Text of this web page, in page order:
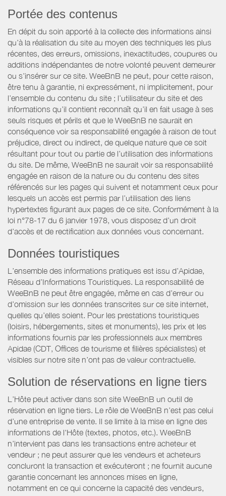
Portée des contenus
En dépit du soin apporté à la collecte des informations ainsi
qu’à la réalisation du site au moyen des techniques les plus
récentes, des erreurs, omissions, inexactitudes, coupures ou
additions indépendantes de notre volonté peuvent demeurer
ou s’insérer sur ce site. WeeBnB ne peut, pour cette raison,
être tenu à garantie, ni expressément, ni implicitement, pour
l’ensemble du contenu du site ; l’utilisateur du site et des
informations qu’il contient reconnaît qu’il en fait usage à ses
seuls risques et périls et que le WeeBnB ne saurait en
conséquence voir sa responsabilité engagée à raison de tout
préjudice, direct ou indirect, de quelque nature que ce soit
résultant pour tout ou partie de l’utilisation des informations
du site. De même, WeeBnB ne saurait voir sa responsabilité
engagée en raison de la nature ou du contenu des sites
référencés sur les pages qui suivent et notamment ceux pour
lesquels un accès est permis par l’utilisation des liens
hypertextes figurant aux pages de ce site. Conformément à la
loi n°78-17 du 6 janvier 1978, vous disposez d’un droit
d’accès et de rectification aux données vous concernant.
Données touristiques
L’ensemble des informations pratiques est issu d’Apidae,
Réseau d’Informations Touristiques. La responsabilité de
WeeBnB ne peut être engagée, même en cas d’erreur ou
d’omission sur les données transcrites sur ce site internet,
quelles qu’elles soient. Pour les prestations touristiques
(loisirs, hébergements, sites et monuments), les prix et les
informations fournis par les professionnels aux membres
Apidae (CDT, Offices de tourisme et filières spécialistes) et
visibles sur notre site n’ont pas de valeur contractuelle.
Solution de réservations en ligne tiers
L’Hôte peut activer dans son site WeeBnB un outil de
réservation en ligne tiers. Le rôle de WeeBnB n’est pas celui
d’une entreprise de vente. Il se limite à la mise en ligne des
informations de l'Hôte (textes, photos, etc.). WeeBnB
n’intervient pas dans les transactions entre acheteur et
vendeur ; ne peut assurer que les vendeurs et acheteurs
concluront la transaction et exécuteront ; ne fournit aucune
garantie concernant les annonces mises en ligne,
notamment en ce qui concerne la capacité des vendeurs,